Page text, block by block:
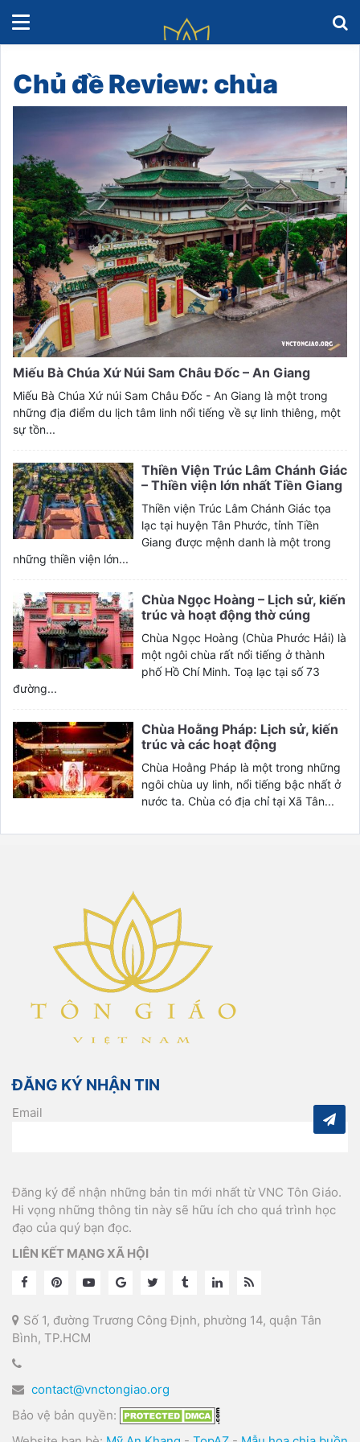
Chủ đề Review: chùa
Miếu Bà Chúa Xứ Núi Sam Châu Đốc – An Giang
Miếu Bà Chúa Xứ núi Sam Châu Đốc - An Giang là một trong
những địa điểm du lịch tâm linh nổi tiếng về sự linh thiêng, một
sự tồn...
Thiền Viện Trúc Lâm Chánh Giác
– Thiền viện lớn nhất Tiền Giang
Thiền viện Trúc Lâm Chánh Giác tọa
lạc tại huyện Tân Phước, tỉnh Tiền
Giang được mệnh danh là một trong
những thiền viện lớn...
Chùa Ngọc Hoàng – Lịch sử, kiến
trúc và hoạt động thờ cúng
Chùa Ngọc Hoàng (Chùa Phước Hải) là
một ngôi chùa rất nổi tiếng ở thành
phố Hồ Chí Minh. Toạ lạc tại số 73
đường...
Chùa Hoằng Pháp: Lịch sử, kiến
trúc và các hoạt động
Chùa Hoằng Pháp là một trong những
ngôi chùa uy linh, nổi tiếng bậc nhất ở
nước ta. Chùa có địa chỉ tại Xã Tân...
ĐĂNG KÝ NHẬN TIN
Email
Đăng ký để nhận những bản tin mới nhất từ VNC Tôn Giáo.
Hi vọng những thông tin này sẽ hữu ích cho quá trình học
đạo của quý bạn đọc.
LIÊN KẾT MẠNG XÃ HỘI
Số 1, đường Trương Công Định, phường 14, quận Tân
Bình, TP.HCM
contact@vnctongiao.org
Bảo vệ bản quyền: